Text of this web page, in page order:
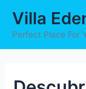
content
Villa
Perfect Place For
navigation